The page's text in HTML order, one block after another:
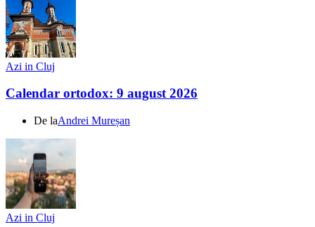
Azi in Cluj
Calendar ortodox: 9 august 2026
De laAndrei Mureșan
Azi in Cluj